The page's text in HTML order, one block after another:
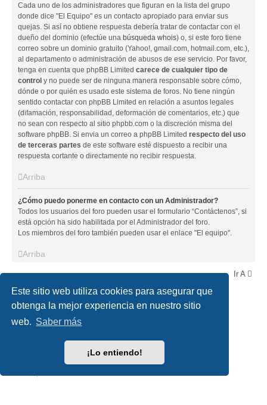
Este sitio web utiliza cookies para asegurar que
obtenga la mejor experiencia en nuestro sitio
web. Saber más
¡Lo entiendo!
Cada uno de los administradores que figuran en la lista del grupo
donde dice "El Equipo" es un contacto apropiado para enviar sus
quejas. Si así no obtiene respuesta debería tratar de contactar con el
dueño del dominio (efectúe una búsqueda whois) o, si este foro tiene
correo sobre un dominio gratuito (Yahoo!, gmail.com, hotmail.com, etc.),
al departamento o administración de abusos de ese servicio. Por favor,
tenga en cuenta que phpBB Limited carece de cualquier tipo de
control y no puede ser de ninguna manera responsable sobre cómo,
dónde o por quién es usado este sistema de foros. No tiene ningún
sentido contactar con phpBB Limited en relación a asuntos legales
(difamación, responsabilidad, deformación de comentarios, etc.) que
no sean con respecto al sitio phpbb.com o la discreción misma del
software phpBB. Si envia un correo a phpBB Limited respecto del uso
de terceras partes de este software esté dispuesto a recibir una
respuesta cortante o directamente no recibir respuesta.
Arriba
¿Cómo puedo ponerme en contacto con un Administrador?
Todos los usuarios del foro pueden usar el formulario “Contáctenos”, si
está opción ha sido habilitada por el Administrador del foro.
Los miembros del foro también pueden usar el enlace "El equipo".
Arriba
Ir A
SLOTDIGITAL Índice general Contáctanos
Borrar cookies
Todos los horarios son
phpBB® Forum Software © phpBB Limited
phpBB España
created by INVENTEA & v12mike